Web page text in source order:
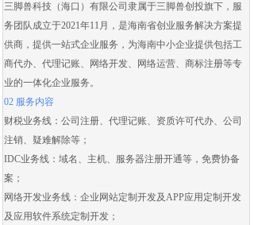
三脚兽科技（海口）有限公司隶属于三脚兽创投旗下，服
务团队成立于2021年11月，是海南省创业服务解决方案提
供商，提供一站式企业服务，为海南中小企业提供包括工
商代办、 代理记账、 网络开发、 网络运营、 商标注册等专
业的一体化企业服务。
02 服务内容
财税业务线： 公司注册、 代理记账、 资质许可代办、 公司
注销、 疑难解除等；
IDC业务线：域名、主机、服务器注册开通等，免费协备
案；
网络开发业务线： 企业网站定制开发及APP应用定制开发
及应用软件系统定制开发 ；